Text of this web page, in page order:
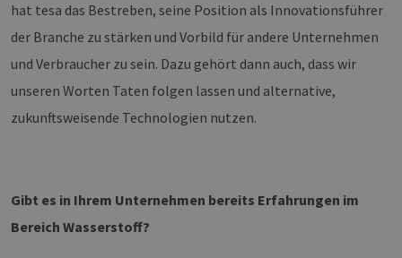
hat tesa das Bestreben, seine Position als Innovationsführer
der Branche zu stärken und Vorbild für andere Unternehmen
und Verbraucher zu sein. Dazu gehört dann auch, dass wir
unseren Worten Taten folgen lassen und alternative,
zukunftsweisende Technologien nutzen.
Gibt es in Ihrem Unternehmen bereits Erfahrungen im
Bereich Wasserstoff?